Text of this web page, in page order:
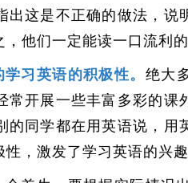
出这是不正确的做法，
他们一定能读一口流利的
习英语的积极性。 绝大
常开展一些丰富多彩的
的同学都在用英语说，
，激发了学习英语的兴趣